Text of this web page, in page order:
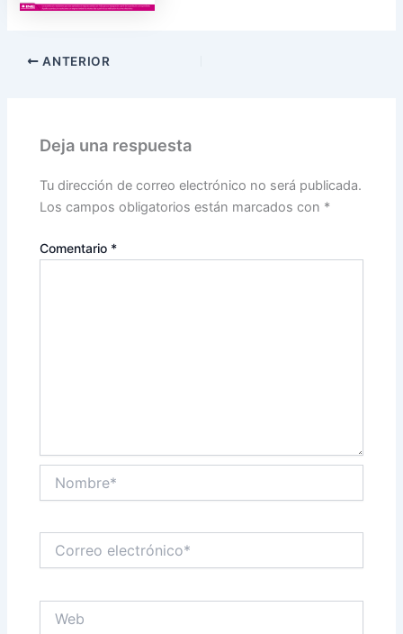
ANTERIOR
Deja una respuesta
Tu dirección de correo electrónico no será publicada.
Los campos obligatorios están marcados con *
Comentario *
electrónico*